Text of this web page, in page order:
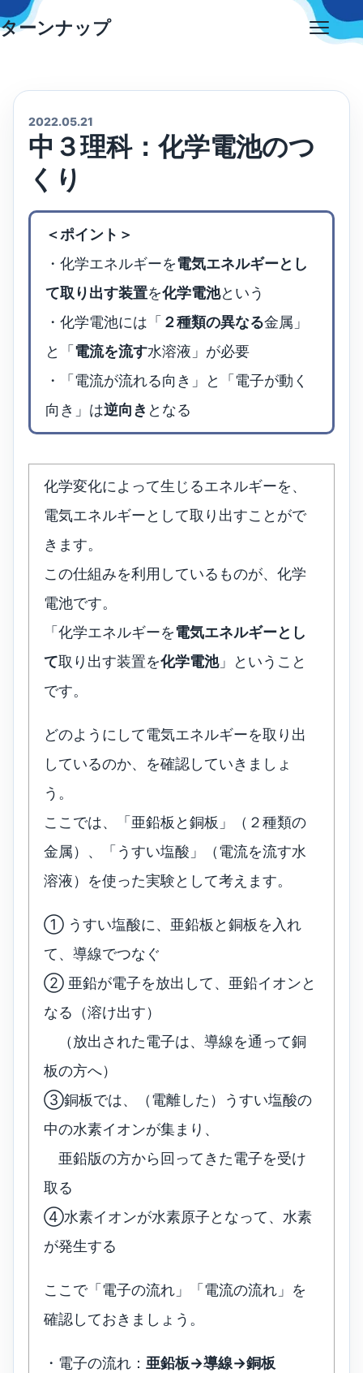
Skip
to
ターンナップ
2022.05.21
中３理科：化学電池のつ
くり
＜ポイント＞
・化学エネルギーを電気エネルギーとし
て取り出す装置を化学電池という
・化学電池には「 ２種類の異なる金属」
と「 電流を流す水溶液」が必要
・「電流が流れる向き」と「電子が動く
向き」は逆向き となる
化学変化によって生じるエネルギーを、
電気エネルギーとして取り出すことがで
きます。
この仕組みを利用しているものが、化学
電池です。
「化学エネルギーを電気エネルギーとし
て取り出す装置を化学電池」ということ
です。
どのようにして電気エネルギーを取り出
しているのか、を確認していきましょ
う。
ここでは、「亜鉛板と銅板」（２種類の
金属）、「うすい塩酸」（電流を流す水
溶液）を使った実験として考えます。
① うすい塩酸に、亜鉛板と銅板を入れ
て、導線でつなぐ
② 亜鉛が電子を放出して、亜鉛イオンと
なる（溶け出す）
（放出された電子は、導線を通って銅
板の方へ）
③銅板では、（電離した）うすい塩酸の
中の水素イオンが集まり、
亜鉛版の方から回ってきた電子を受け
取る
④水素イオンが水素原子となって、水素
が発生する
ここで「電子の流れ」「電流の流れ」を
確認しておきましょう。
・電子の流れ： 亜鉛板→導線→銅板